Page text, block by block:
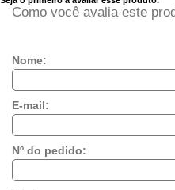
Como você avalia este
Nome:
E-mail:
Nº do pedido: